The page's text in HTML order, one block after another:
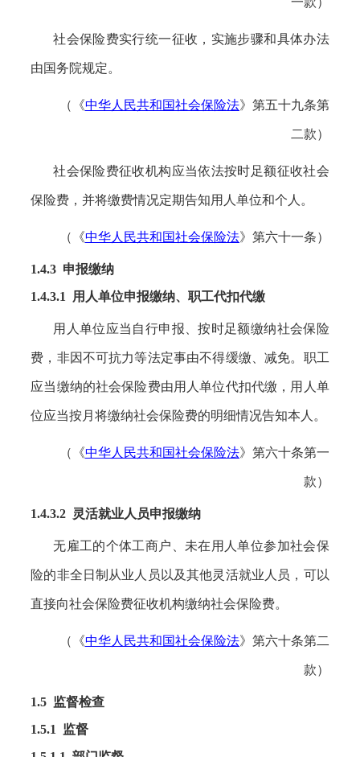
社会保险费实行统一征收，实施步骤和具体办法
由国务院规定。
（《中华人民共和国社会保险法》第五十九条第
二款）
社会保险费征收机构应当依法按时足额征收社会
保险费，并将缴费情况定期告知用人单位和个人。
（《中华人民共和国社会保险法》第六十一条）
1.4.3 申报缴纳
1.4.3.1 用人单位申报缴纳、职工代扣代缴
用人单位应当自行申报、按时足额缴纳社会保险
费，非因不可抗力等法定事由不得缓缴、减免。职工
应当缴纳的社会保险费由用人单位代扣代缴，用人单
位应当按月将缴纳社会保险费的明细情况告知本人。
（《中华人民共和国社会保险法》第六十条第一
款）
1.4.3.2 灵活就业人员申报缴纳
无雇工的个体工商户、未在用人单位参加社会保
险的非全日制从业人员以及其他灵活就业人员，可以
直接向社会保险费征收机构缴纳社会保险费。
（《中华人民共和国社会保险法》第六十条第二
款）
1.5 监督检查
1.5.1 监督